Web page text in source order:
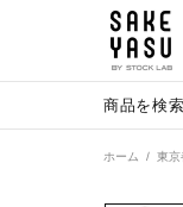
商品を検索
ホーム 東